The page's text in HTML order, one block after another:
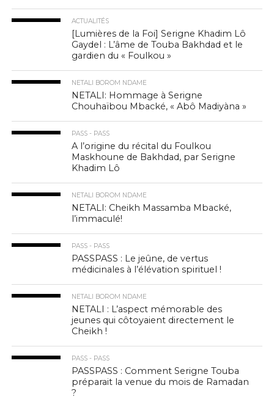
ACTUALITÉS
[Lumières de la Foi] Serigne Khadim Lô
Gaydel : L’âme de Touba Bakhdad et le
gardien du « Foulkou »
NETALI BOROM NDAME
NETALI: Hommage à Serigne
Chouhaïbou Mbacké, « Abô Madiyàna »
PASS - PASS
A l’origine du récital du Foulkou
Maskhoune de Bakhdad, par Serigne
Khadim Lô
NETALI BOROM NDAME
NETALI: Cheikh Massamba Mbacké,
l’immaculé!
PASS - PASS
PASSPASS : Le jeûne, de vertus
médicinales à l’élévation spirituel !
NETALI BOROM NDAME
NETALI : L’aspect mémorable des
jeunes qui côtoyaient directement le
Cheikh !
PASS - PASS
PASSPASS : Comment Serigne Touba
préparait la venue du mois de Ramadan
?